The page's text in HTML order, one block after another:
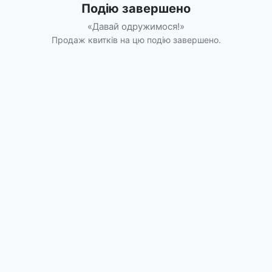
Подію завершено
«Давай одружимося!»
Продаж квитків на цю подію завершено.